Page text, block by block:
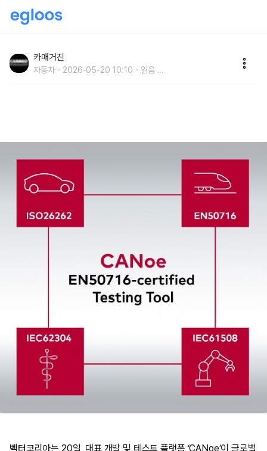
인증 획득
카매거진
자동차 2026-05-20 10:10 읽음 ...
벡터코리아는 20일, 대표 개발 및 테스트 플랫폼 ‘CANoe’이 글로벌